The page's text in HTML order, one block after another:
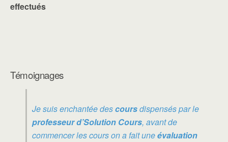
effectués
Témoignages
Je suis enchantée descoursdispensés par le
professeur d’Solution Cours, avant de
commencer les cours on a fait uneévaluation